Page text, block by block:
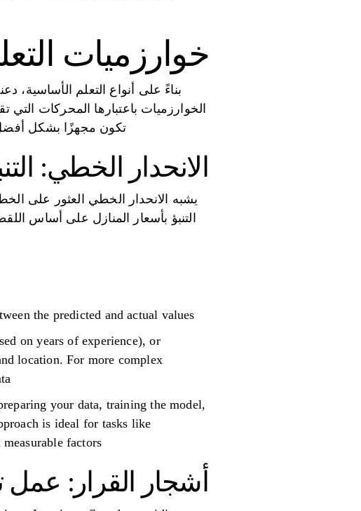
خوارزميات
بناءً على أنواع التعلم الأساسية،
الخوارزميات باعتبارها المحركات التي
تكون مجهزًا بشكل أفضل
الانحدار الخطي:
يشبه الانحدار الخطي العثور على
التنبؤ بأسعار المنازل على أساس
the predicted and actual values.
on years of experience), or
location. For more complex
your data, training the model,
is ideal for tasks like
factors.
أشجار القرار: عمل